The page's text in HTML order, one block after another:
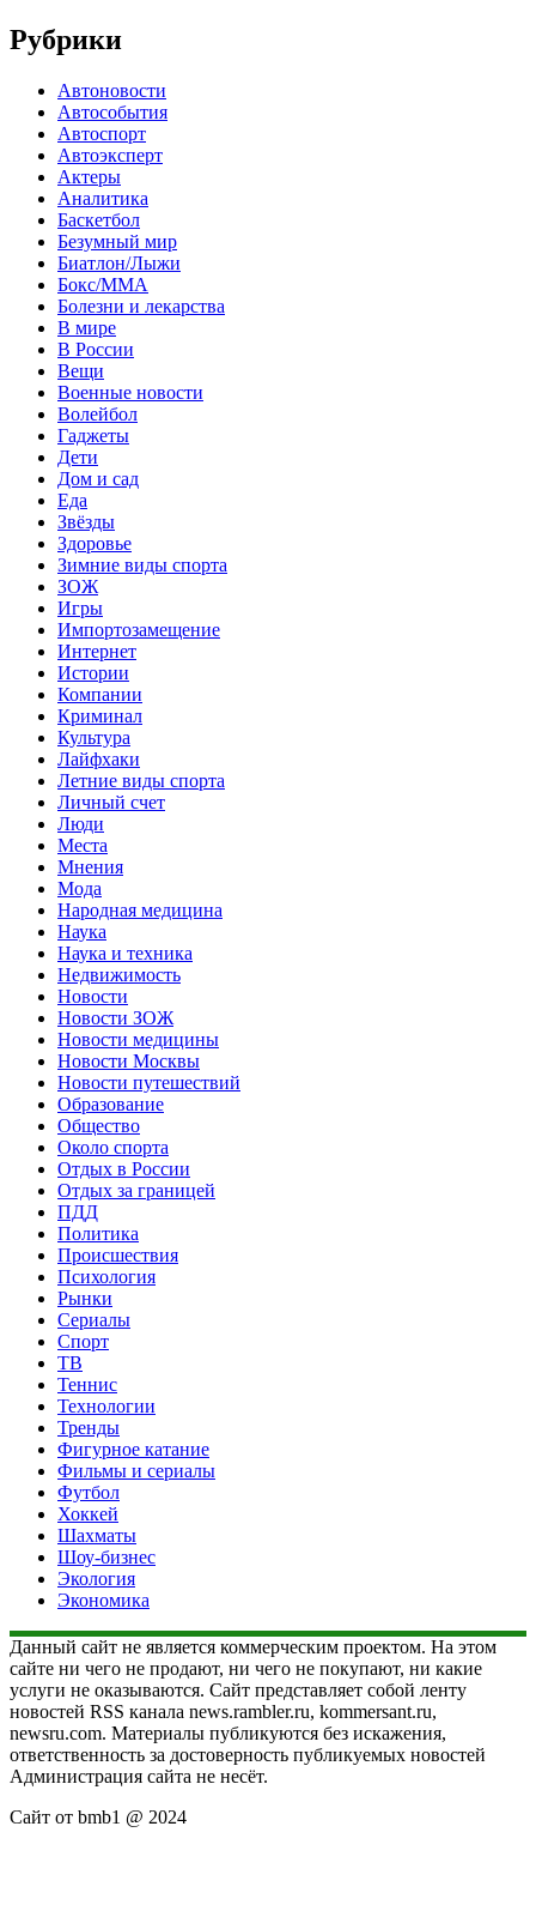
Рубрики
Автоновости
Автособытия
Автоспорт
Автоэксперт
Актеры
Аналитика
Баскетбол
Безумный мир
Биатлон/Лыжи
Бокс/MMA
Болезни и лекарства
В мире
В России
Вещи
Военные новости
Волейбол
Гаджеты
Дети
Дом и сад
Еда
Звёзды
Здоровье
Зимние виды спорта
ЗОЖ
Игры
Импортозамещение
Интернет
Истории
Компании
Криминал
Культура
Лайфхаки
Летние виды спорта
Личный счет
Люди
Места
Мнения
Мода
Народная медицина
Наука
Наука и техника
Недвижимость
Новости
Новости ЗОЖ
Новости медицины
Новости Москвы
Новости путешествий
Образование
Общество
Около спорта
Отдых в России
Отдых за границей
ПДД
Политика
Происшествия
Психология
Рынки
Сериалы
Спорт
ТВ
Теннис
Технологии
Тренды
Фигурное катание
Фильмы и сериалы
Футбол
Хоккей
Шахматы
Шоу-бизнес
Экология
Экономика
Данный сайт не является коммерческим проектом. На этом
сайте ни чего не продают, ни чего не покупают, ни какие
услуги не оказываются. Сайт представляет собой ленту
новостей RSS канала news.rambler.ru, kommersant.ru,
newsru.com. Материалы публикуются без искажения,
ответственность за достоверность публикуемых новостей
Администрация сайта не несёт.
Сайт от bmb1 @ 2024